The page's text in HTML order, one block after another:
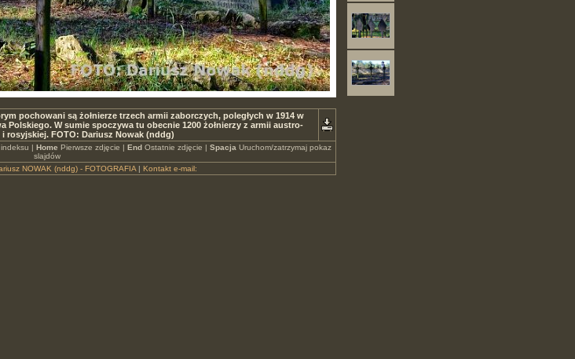
pochowani są żołnierze trzech armii zaborczych, poległych w 1914 w
W sumie spoczywa tu obecnie 1200 żołnierzy z armii austro-
rosyjskiej. FOTO: Dariusz Nowak (nddg)
| Home Pierwsze zdjęcie | EndOstatnie zdjęcie | Spacja Uruchom/zatrzymaj pokaz
slajdów
NOWAK (nddg) - FOTOGRAFIA| Kontakt e-mail: